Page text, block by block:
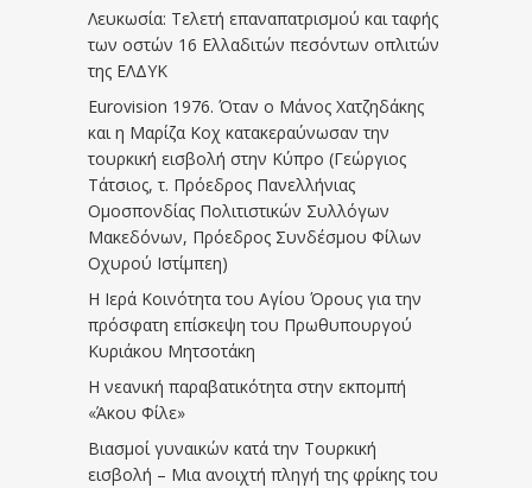
Λευκωσία: Τελετή επαναπατρισμού και ταφής
των οστών 16 Ελλαδιτών πεσόντων οπλιτών
της ΕΛΔΥΚ
Eurovision 1976. Όταν ο Μάνος Χατζηδάκης
και η Μαρίζα Κοχ κατακεραύνωσαν την
τουρκική εισβολή στην Κύπρο (Γεώργιος
Τάτσιος, τ. Πρόεδρος Πανελλήνιας
Ομοσπονδίας Πολιτιστικών Συλλόγων
Μακεδόνων, Πρόεδρος Συνδέσμου Φίλων
Οχυρού Ιστίμπεη)
Η Ιερά Κοινότητα του Αγίου Όρους για την
πρόσφατη επίσκεψη του Πρωθυπουργού
Κυριάκου Μητσοτάκη
Η νεανική παραβατικότητα στην εκπομπή
«Άκου Φίλε»
Βιασμοί γυναικών κατά την Τουρκική
εισβολή – Μια ανοιχτή πληγή της φρίκης του